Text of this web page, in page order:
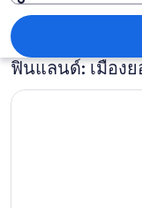
ฟินแลนด์: เมือง